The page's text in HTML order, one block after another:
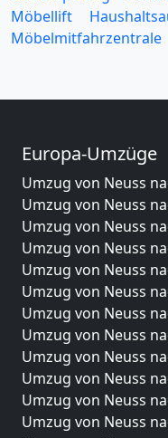
Möbellift
Möbelmitfahrzentrale
Europa-Umzüge
Umzug von Neuss
Umzug von Neuss
Umzug von Neuss
Umzug von Neuss
Umzug von Neuss
Umzug von Neuss
Umzug von Neuss
Umzug von Neuss
Umzug von Neuss
Umzug von Neuss
Umzug von Neuss
Umzug von Neuss